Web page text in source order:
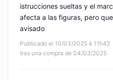
Publicado el 10/03/2025 à 11h42
tras una compra de 04/03/2025
istrucciones sueltas y el
afecta a las figuras, pero
avisado